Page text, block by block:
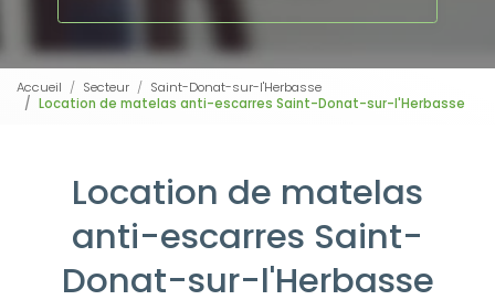
Accueil Secteur
Saint-Donat-sur-l'Herbasse
Location de matelas anti-escarres Saint-Donat-sur-l'Herbasse
Location de matelas
anti-escarres Saint-
Donat-sur-l'Herbasse